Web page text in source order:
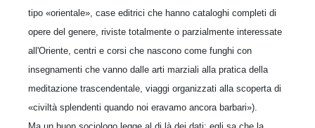
tipo «orientale», case editrici che hanno cataloghi completi di
opere del genere, riviste totalmente o parzialmente interessate
all'Oriente, centri e corsi che nascono come funghi con
insegnamenti che vanno dalle arti marziali alla pratica della
meditazione trascendentale, viaggi organizzati alla scoperta di
«civiltà splendenti quando noi eravamo ancora barbari»).